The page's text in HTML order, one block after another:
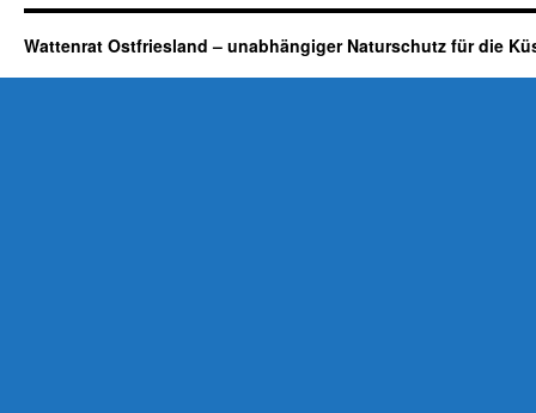
Wattenrat Ostfriesland – unabhängiger Naturschutz für die